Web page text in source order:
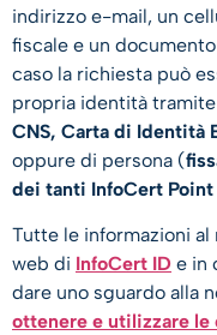
indirizzo e-mail, un
fiscale e un
caso la richiesta può
propria identità
CNS, Carta di Identità
oppure di persona (
dei tanti InfoCert Point
Tutte le informazioni
web di InfoCert ID e in
dare uno sguardo alla
ottenere e utilizzare le